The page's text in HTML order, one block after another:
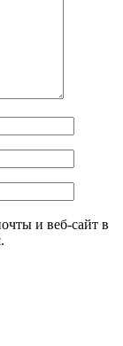
и веб-сайт в